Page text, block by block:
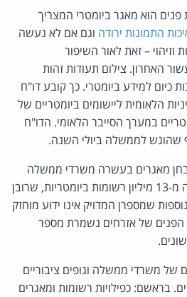
הוא מאגר ביומטרי המצריך
התמונות ירודה וגם אם לא נעשה
וזיהוי – זאת לאור השיפור
האחרון. צילום תעודות זהות
כיום למידע ביומטרי. כך קובע דו"ח
הלאומית ליישומים ביומטריים של
במערך הסייבר הלאומי. הדו"ח
שהוגש לממשלה ביולי השנה.
בחן מאגרים בעשרה משרדי ממשלה
וגופי ציבור המחזיקים למעלה מ-13 מיליון רשומות ביומטריות, שרובן
שמספרן המדויק אינו ידוע מוחזק
הפנים של אזרחים נשמרת מספר
משרדי ממשלה וגופים ציבוריים
בראשם: כפילויות רשומות ומאגרים